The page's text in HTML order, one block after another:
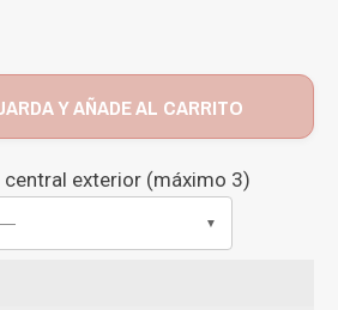
Y AÑADE AL CARRITO
central exterior (máximo 3)
— ▼